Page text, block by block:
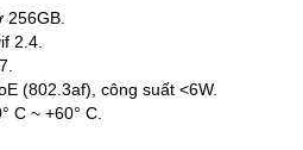
2.4.
(802.3af), công suất <6W.
C ~ +60° C.